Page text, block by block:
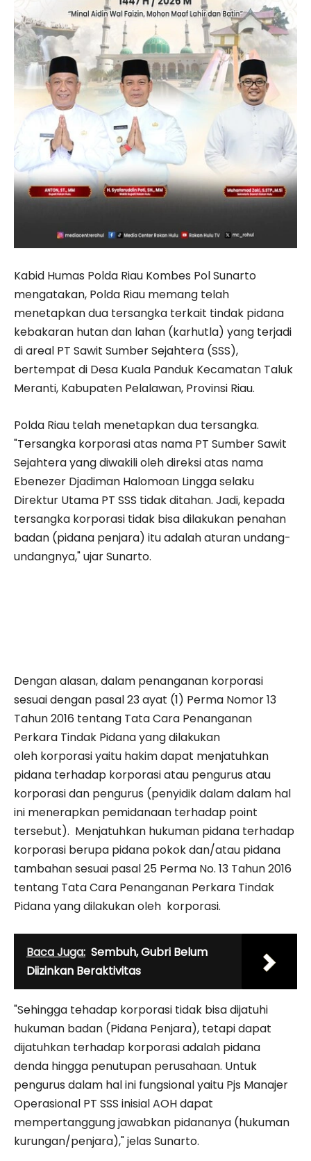
Kabid Humas Polda Riau Kombes Pol Sunarto
mengatakan, Polda Riau memang telah
menetapkan dua tersangka terkait tindak pidana
kebakaran hutan dan lahan (karhutla) yang terjadi
di areal PT Sawit Sumber Sejahtera (SSS),
bertempat di Desa Kuala Panduk Kecamatan Taluk
Meranti, Kabupaten Pelalawan, Provinsi Riau.
Polda Riau telah menetapkan dua tersangka.
"Tersangka korporasi atas nama PT Sumber Sawit
Sejahtera yang diwakili oleh direksi atas nama
Ebenezer Djadiman Halomoan Lingga selaku
Direktur Utama PT SSS tidak ditahan. Jadi, kepada
tersangka korporasi tidak bisa dilakukan penahan
badan (pidana penjara) itu adalah aturan undang-
undangnya," ujar Sunarto.
Dengan alasan, dalam penanganan korporasi
sesuai dengan pasal 23 ayat (1) Perma Nomor 13
Tahun 2016 tentang Tata Cara Penanganan
Perkara Tindak Pidana yang dilakukan
oleh korporasi yaitu hakim dapat menjatuhkan
pidana terhadap korporasi atau pengurus atau
korporasi dan pengurus (penyidik dalam dalam hal
ini menerapkan pemidanaan terhadap point
tersebut). Menjatuhkan hukuman pidana terhadap
korporasi berupa pidana pokok dan/atau pidana
tambahan sesuai pasal 25 Perma No. 13 Tahun 2016
tentang Tata Cara Penanganan Perkara Tindak
Pidana yang dilakukan oleh korporasi.
Baca Juga: Sembuh, Gubri Belum
Diizinkan Beraktivitas
"Sehingga tehadap korporasi tidak bisa dijatuhi
hukuman badan (Pidana Penjara), tetapi dapat
dijatuhkan terhadap korporasi adalah pidana
denda hingga penutupan perusahaan. Untuk
pengurus dalam hal ini fungsional yaitu Pjs Manajer
Operasional PT SSS inisial AOH dapat
mempertanggung jawabkan pidananya (hukuman
kurungan/penjara)," jelas Sunarto.